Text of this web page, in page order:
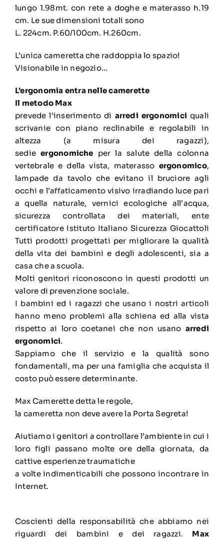
lungo 1.98mt. con rete a doghe e materasso h.19
cm. Le sue dimensioni totali sono
L. 224cm. P.60/100cm. H.260cm.
L’unica cameretta che raddoppia lo spazio!
Visionabile in negozio…
L’ergonomia entra nelle camerette
Il metodo Max
prevede l’inserimento di arredi ergonomici quali
scrivanie con piano reclinabile e regolabili in
altezza (a misura dei ragazzi),
sedieergonomiche per la salute della colonna
vertebrale e della vista, materasso ergonomico,
lampade da tavolo che evitano il bruciore agli
occhi e l’affaticamento visivo irradiando luce pari
a quella naturale, vernici ecologiche all’acqua,
sicurezza controllata dei materiali, ente
certificatore Istituto Italiano Sicurezza Giocattoli
Tutti prodotti progettati per migliorare la qualità
della vita dei bambini e degli adolescenti, sia a
casa che a scuola.
Molti genitori riconoscono in questi prodotti un
valore di prevenzione sociale.
I bambini ed i ragazzi che usano i nostri articoli
hanno meno problemi alla schiena ed alla vista
rispetto ai loro coetanei che non usano arredi
ergonomici.
Sappiamo che il servizio e la qualità sono
fondamentali, ma per una famiglia che acquista il
costo può essere determinante.
Max Camerette detta le regole,
la cameretta non deve avere la Porta Segreta!
Aiutiamo i genitori a controllare l’ambiente in cui i
loro figli passano molte ore della giornata, da
cattive esperienze traumatiche
a volte indimenticabili che possono incontrare in
Internet.
Coscienti della responsabilità che abbiamo nei
riguardi dei bambini e dei ragazzi. Max